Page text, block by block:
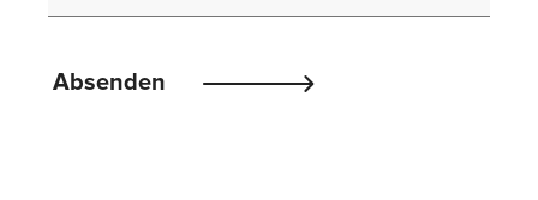
Please
Absenden